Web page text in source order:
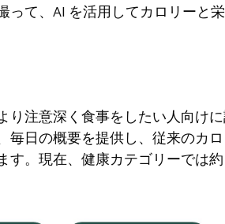
て、AI を活用してカロリーと
注意深く食事をしたい人向け
日の概要を提供し、従来のカ
。現在、健康カテゴリーでは